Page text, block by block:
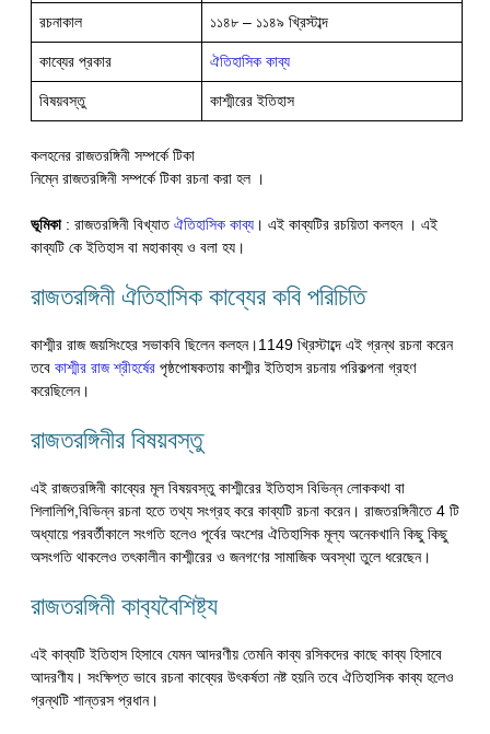
রচনাকাল ১১৪৮ – ১১৪৯ খ্রিস্টাব্দ
কাব্যের প্রকার ঐতিহাসিক কাব্য
বিষয়বস্তু কাশ্মীরের ইতিহাস
কলহনের রাজতরঙ্গিনী সম্পর্কে টিকা
নিম্নে রাজতরঙ্গিনী সম্পর্কে টিকা রচনা করা হল ।
ভূমিকা : রাজতরঙ্গিনী বিখ্যাতঐতিহাসিক কাব্য । এই কাব্যটির রচয়িতা কলহন । এই
কাব্যটি কে ইতিহাস বা মহাকাব্য ও বলা হয।
রাজতরঙ্গিনী ঐতিহাসিক কাব্যের কবি পরিচিতি
কাশ্মীর রাজ জয়সিংহের সভাকবি ছিলেন কলহন।1149 খ্রিস্টাব্দে এই গ্রন্থ রচনা করেন
তবে কাশ্মীর রাজ শ্রীহর্ষের পৃষ্ঠপোষকতায় কাশ্মীর ইতিহাস রচনায় পরিকল্পনা গ্রহণ
করেছিলেন।
রাজতরঙ্গিনীর বিষয়বস্তু
এই রাজতরঙ্গিনী কাব্যের মূল বিষয়বস্তু কাশ্মীরের ইতিহাস বিভিন্ন লোককথা বা
শিলালিপি,বিভিন্ন রচনা হতে তথ্য সংগ্রহ করে কাব্যটি রচনা করেন। রাজতরঙ্গিনীতে 4 টি
অধ্যায়ে পরবর্তীকালে সংগতি হলেও পূর্বের অংশের ঐতিহাসিক মূল্য অনেকখানি কিছু কিছু
অসংগতি থাকলেও তৎকালীন কাশ্মীরের ও জনগণের সামাজিক অবস্থা তুলে ধরেছেন।
রাজতরঙ্গিনী কাব‍্যবৈশিষ্ট‍্য
এই কাব্যটি ইতিহাস হিসাবে যেমন আদরণীয় তেমনি কাব্য রসিকদের কাছে কাব্য হিসাবে
আদরণীয। সংক্ষিপ্ত ভাবে রচনা কাব্যের উৎকর্ষতা নষ্ট হয়নি তবে ঐতিহাসিক কাব্য হলেও
গ্রন্থটি শান্তরস প্রধান।